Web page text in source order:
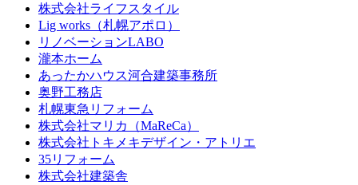
株式会社ライフスタイル
Lig works（札幌アポロ）
リノベーションLABO
瀧本ホーム
あったかハウス河合建築事務所
奥野工務店
札幌東急リフォーム
株式会社マリカ（MaReCa）
株式会社トキメキデザイン・アトリエ
35リフォーム
株式会社建築舎